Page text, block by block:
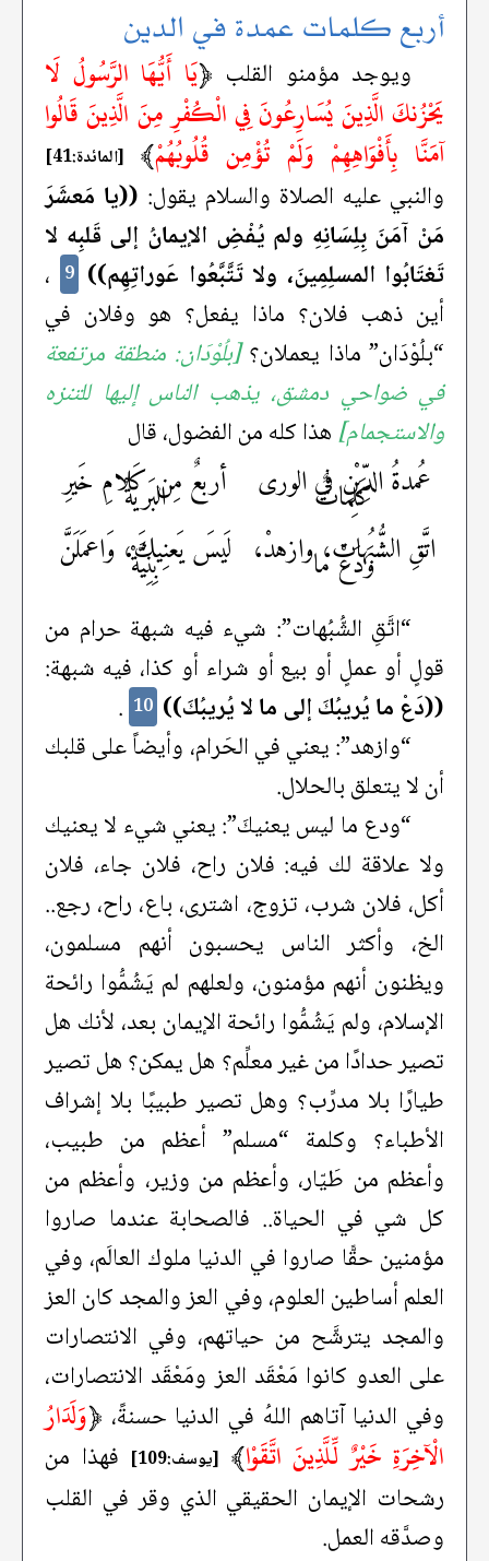
أربع كلمات عمدة في الدين
ويوجد مؤمنو القلب ﴿يَا أَيُّهَا الرَّسُولُ لَا
يَحْزُنكَ الَّذِينَ يُسَارِعُونَ فِي الْكُفْرِ مِنَ الَّذِينَ قَالُوا
آمَنَّا بِأَفْوَاهِهِمْ وَلَمْ تُؤْمِن قُلُوبُهُمْ﴾ [المائدة:41]
والنبي عليه الصلاة والسلام يقول: ((يا مَعشَرَ
مَنْ آمَنَ بِلِسَانِهِ ولم يُفْضِ الإيمانُ إلى قَلبِه لا
تَغتَابُوا المسلِمِينَ، ولا تَتَّبَّعُوا عَوراتِهِم)) 9 ،
أين ذهب فلان؟ ماذا يفعل؟ هو وفلان في
“بلُوْدَان” ماذا يعملان؟[بلُوْدَان: منطقة مرتفعة
في ضواحي دمشق، يذهب الناس إليها للتنزه
والاستجمام]هذا كله من الفضول، قال
عُمدةُ الدِّيْنِ في الورى
كَلِماتٌ أربعٌ مِن كَلامِ خَيرِ
البَريةْ
اتَّقِ الشُّبُهاتِ، وازهدْ،
وَدَعْ ما لَيسَ يَعنِيكَ، وَاعمَلَنَّ
بِنِيَّةْ
“اتَّقِ الشُّبُهات”: شيء فيه شبهة حرام من
قولٍ أو عملٍ أو بيع أو شراء أو كذا، فيه شبهة:
((دَعْ ما يُريبُكَ إلى ما لا يُريبُكَ)) 10
.
“وازهد”: يعني في الحَرام، وأيضاً على قلبك
أن لا يتعلق بالحلال.
“ودع ما ليس يعنيكَ”: يعني شيء لا يعنيك
ولا علاقة لك فيه: فلان راح، فلان جاء، فلان
أكل، فلان شرب، تزوج، اشترى، باع، راح، رجع..
الخ، وأكثر الناس يحسبون أنهم مسلمون،
ويظنون أنهم مؤمنون، ولعلهم لم يَشُمُّوا رائحة
الإسلام، ولم يَشُمُّوا رائحة الإيمان بعد، لأنك هل
تصير حدادًا من غير معلِّم؟ هل يمكن؟ هل تصير
طيارًا بلا مدرِّب؟ وهل تصير طبيبًا بلا إشراف
الأطباء؟ وكلمة “مسلم” أعظم من طبيب،
وأعظم من طَيّار، وأعظم من وزير، وأعظم من
كل شي في الحياة.. فالصحابة عندما صاروا
مؤمنين حقًّا صاروا في الدنيا ملوك العالَم، وفي
العلم أساطين العلوم، وفي العز والمجد كان العز
والمجد يترشَّح من حياتهم، وفي الانتصارات
على العدو كانوا مَعْقَد العز ومَعْقَد الانتصارات،
وفي الدنيا آتاهم اللهُ في الدنيا حسنةً، ﴿وَلَدَارُ
الْآخِرَةِ خَيْرٌ لِّلَّذِينَ اتَّقَوْا﴾ [يوسف:109]
فهذا من
رشحات الإيمان الحقيقي الذي وقر في القلب
وصدَّقه العمل.